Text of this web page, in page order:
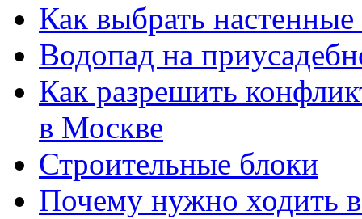
Как выбрать
Водопад на
Как разрешить
в Москве
Строительные блоки
Почему нужно ходить